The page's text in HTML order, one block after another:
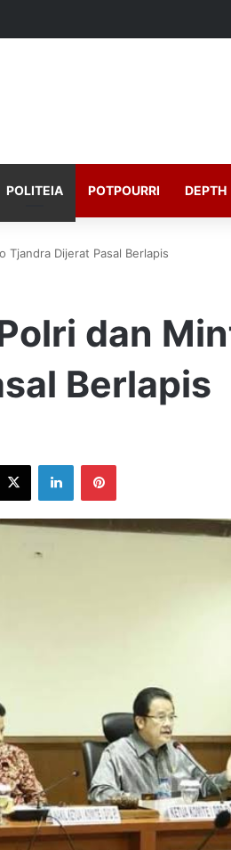
POLITEIA POTPOURRI DEPTH
Tjandra Dijerat Pasal Berlapis
dan
Berlapis
X LinkedInPinterest